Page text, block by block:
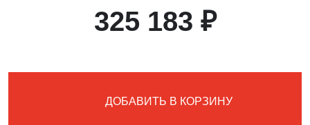
325 183 ₽
ДОБАВИТЬ В КОРЗИНУ